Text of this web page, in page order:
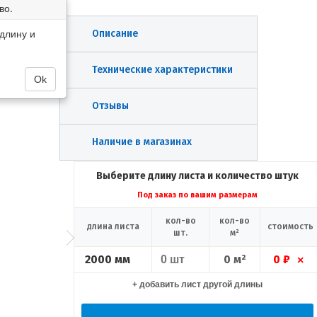
Описание
Технические характеристики
Отзывы
Наличие в магазинах
Выберите длину листа и количество штук
Под заказ по вашим размерам
длина листа
кол-во
шт.
кол-во
м²
стоимость
2000 мм 0 м² 0 ₽ ×
и
Ok
+ добавить лист другой длины